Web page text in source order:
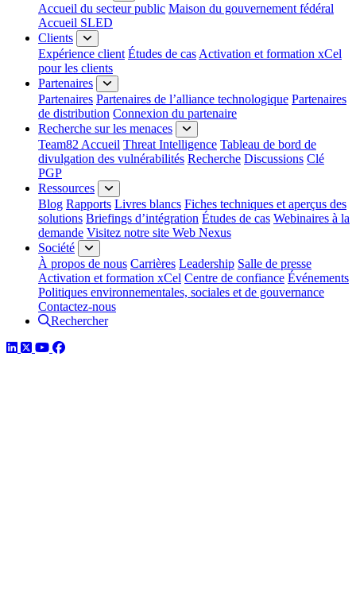
Accueil du secteur public Maison du gouvernement fédéral
Accueil SLED
Clients
Expérience client Études de cas Activation et formation xCel
pour les clients
Partenaires
Partenaires Partenaires de l’alliance technologique Partenaires
de distribution Connexion du partenaire
Recherche sur les menaces
Team82 Accueil Threat Intelligence Tableau de bord de
divulgation des vulnérabilités Recherche Discussions Clé
PGP
Ressources
Blog Rapports Livres blancs Fiches techniques et aperçus des
solutions Briefings d’intégration Études de cas Webinaires à la
demande Visitez notre site Web Nexus
Société
À propos de nous Carrières Leadership Salle de presse
Activation et formation xCel Centre de confiance Événements
Politiques environnementales, sociales et de gouvernance
Contactez-nous
Rechercher
LinkedIn
TwitterYouTube
Facebook